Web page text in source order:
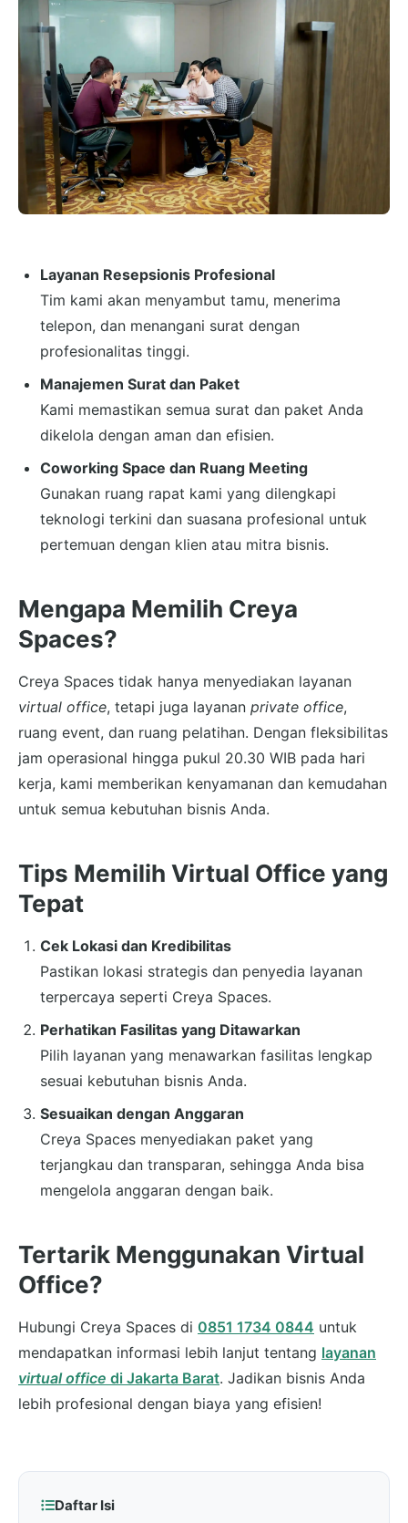
Layanan Resepsionis Profesional
Tim kami akan menyambut tamu, menerima
telepon, dan menangani surat dengan
profesionalitas tinggi.
Manajemen Surat dan Paket
Kami memastikan semua surat dan paket Anda
dikelola dengan aman dan efisien.
Coworking Space dan Ruang Meeting
Gunakan ruang rapat kami yang dilengkapi
teknologi terkini dan suasana profesional untuk
pertemuan dengan klien atau mitra bisnis.
Mengapa Memilih Creya
Spaces?
Creya Spaces tidak hanya menyediakan layanan
virtual office, tetapi juga layanan private office,
ruang event, dan ruang pelatihan. Dengan fleksibilitas
jam operasional hingga pukul 20.30 WIB pada hari
kerja, kami memberikan kenyamanan dan kemudahan
untuk semua kebutuhan bisnis Anda.
Tips Memilih Virtual Office yang
Tepat
Cek Lokasi dan Kredibilitas
Pastikan lokasi strategis dan penyedia layanan
terpercaya seperti Creya Spaces.
Perhatikan Fasilitas yang Ditawarkan
Pilih layanan yang menawarkan fasilitas lengkap
sesuai kebutuhan bisnis Anda.
Sesuaikan dengan Anggaran
Creya Spaces menyediakan paket yang
terjangkau dan transparan, sehingga Anda bisa
mengelola anggaran dengan baik.
Tertarik Menggunakan Virtual
Office?
Hubungi Creya Spaces di 0851 1734 0844 untuk
mendapatkan informasi lebih lanjut tentang layanan
virtual office di Jakarta Barat. Jadikan bisnis Anda
lebih profesional dengan biaya yang efisien!
Daftar Isi